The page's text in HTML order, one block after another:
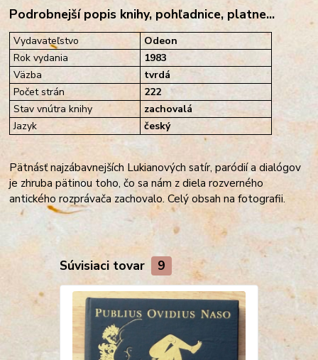
Podrobnejší popis knihy, pohľadnice, platne...
Vydavateľstvo
Odeon
Rok vydania
1983
Väzba
tvrdá
Počet strán
222
Stav vnútra knihy
zachovalá
Jazyk
český
Pätnásť najzábavnejších Lukianových satír, paródií a dialógov
je zhruba pätinou toho, čo sa nám z diela rozverného
antického rozprávača zachovalo. Celý obsah na fotografii.
Súvisiaci tovar 9